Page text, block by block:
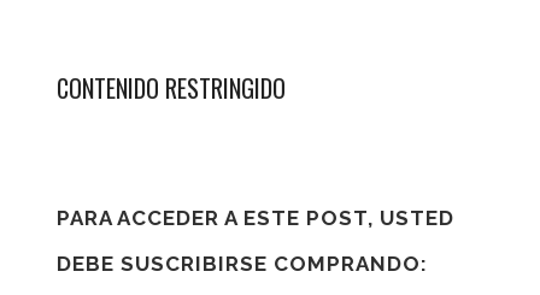
CONTENIDO RESTRINGIDO
PARA ACCEDER A ESTE POST, USTED
DEBE SUSCRIBIRSE COMPRANDO: